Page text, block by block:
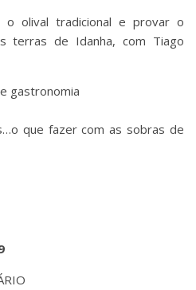
o olival tradicional e provar o
terras de Idanha, com Tiago
gastronomia
que fazer com as sobras de